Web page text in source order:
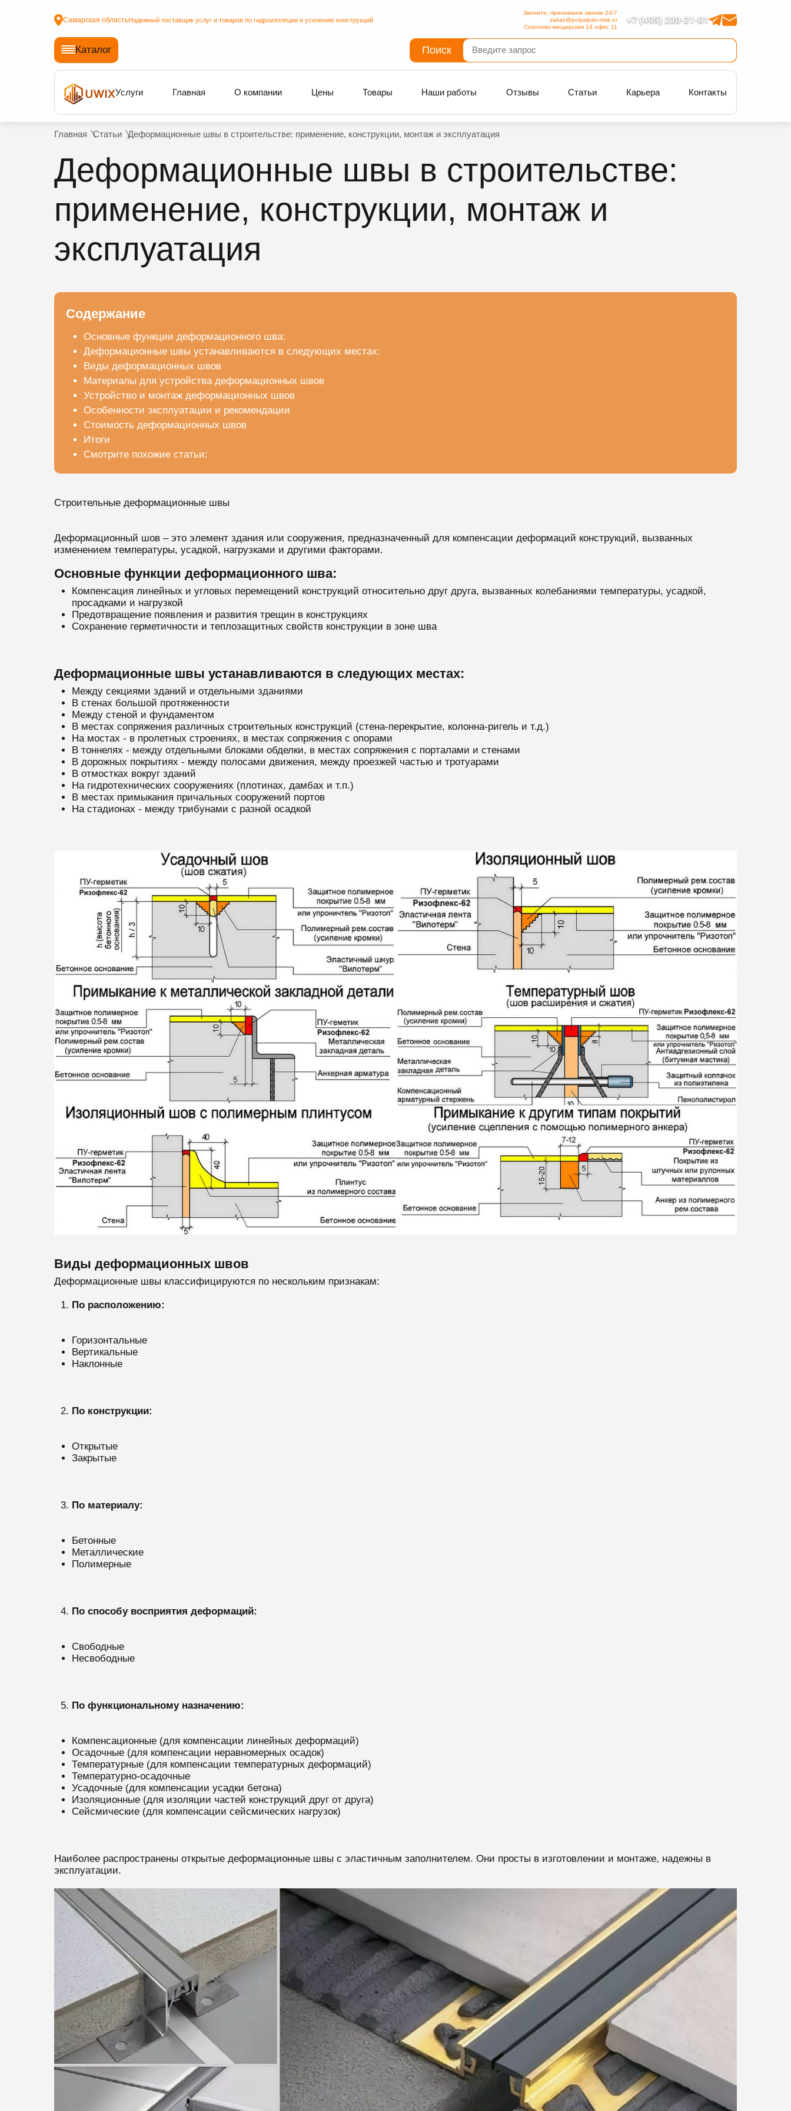
Самарская областьНадежный поставщик услуг и товаров по гидроизоляции и усилению конструкций +7 (495) 230-21-81
Звоните, принимаем звонки 24/7
zakaz@polyalpan-msk.ru
Соколово-мещерская 14 офис 11
Каталог Поиск
Услуги Главная О компании Цены Товары Наши работы Отзывы Статьи Карьера Контакты
Главная Статьи Деформационные швы в строительстве: применение, конструкции, монтаж и эксплуатация
Деформационные швы в строительстве:
применение, конструкции, монтаж и
эксплуатация
Содержание
Основные функции деформационного шва:
Деформационные швы устанавливаются в следующих местах:
Виды деформационных швов
Материалы для устройства деформационных швов
Устройство и монтаж деформационных швов
Особенности эксплуатации и рекомендации
Стоимость деформационных швов
Итоги
Смотрите похожие статьи:
Строительные деформационные швы
Деформационный шов – это элемент здания или сооружения, предназначенный для компенсации деформаций конструкций, вызванных
изменением температуры, усадкой, нагрузками и другими факторами.
Основные функции деформационного шва:
Компенсация линейных и угловых перемещений конструкций относительно друг друга, вызванных колебаниями температуры, усадкой,
просадками и нагрузкой
Предотвращение появления и развития трещин в конструкциях
Сохранение герметичности и теплозащитных свойств конструкции в зоне шва
Деформационные швы устанавливаются в следующих местах:
Между секциями зданий и отдельными зданиями
В стенах большой протяженности
Между стеной и фундаментом
В местах сопряжения различных строительных конструкций (стена-перекрытие, колонна-ригель и т.д.)
На мостах - в пролетных строениях, в местах сопряжения с опорами
В тоннелях - между отдельными блоками обделки, в местах сопряжения с порталами и стенами
В дорожных покрытиях - между полосами движения, между проезжей частью и тротуарами
В отмостках вокруг зданий
На гидротехнических сооружениях (плотинах, дамбах и т.п.)
В местах примыкания причальных сооружений портов
На стадионах - между трибунами с разной осадкой
Виды деформационных швов
Деформационные швы классифицируются по нескольким признакам:
По расположению:
Горизонтальные
Вертикальные
Наклонные
По конструкции:
Открытые
Закрытые
По материалу:
Бетонные
Металлические
Полимерные
По способу восприятия деформаций:
Свободные
Несвободные
По функциональному назначению:
Компенсационные (для компенсации линейных деформаций)
Осадочные (для компенсации неравномерных осадок)
Температурные (для компенсации температурных деформаций)
Температурно-осадочные
Усадочные (для компенсации усадки бетона)
Изоляционные (для изоляции частей конструкций друг от друга)
Сейсмические (для компенсации сейсмических нагрузок)
Наиболее распространены открытые деформационные швы с эластичным заполнителем. Они просты в изготовлении и монтаже, надежны в
эксплуатации.